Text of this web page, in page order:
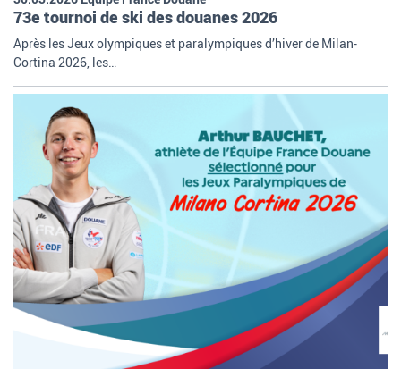
73e tournoi de ski des douanes 2026
Après les Jeux olympiques et paralympiques d’hiver de Milan-
Cortina 2026, les…